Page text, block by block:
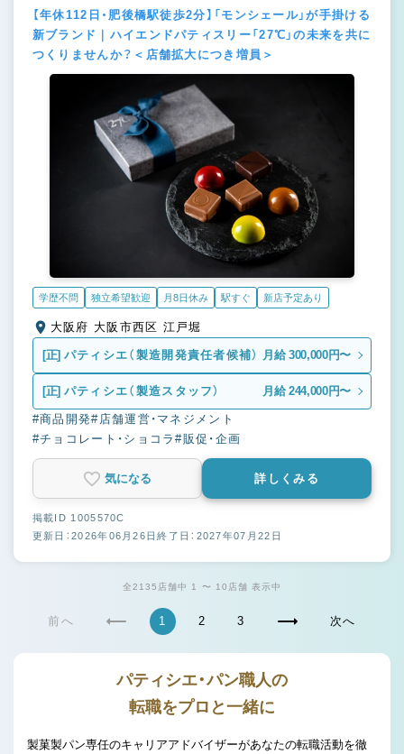
【年休112日・肥後橋駅徒歩2分】「モンシェール」が手掛ける
新ブランド｜ハイエンドパティスリー「27℃」の未来を共に
つくりませんか？＜店舗拡大につき増員＞
学歴不問 独立希望歓迎 月8日休み 駅すぐ 新店予定あり
大阪府 大阪市西区 江戸堀
[正] パティシエ（製造開発責任者候補） 月給 300,000円〜
[正] パティシエ（製造スタッフ） 月給 244,000円〜
#商品開発#店舗運営・マネジメント
#チョコレート・ショコラ#販促・企画
気になる 詳しくみる
掲載ID 1005570C
更新日：2026年06月26日終了日：2027年07月22日
全2135店舗中 1 〜 10店舗 表示中
前へ 1 2 3 次へ
パティシエ・パン職人の
転職をプロと一緒に
製菓製パン専任のキャリアアドバイザーがあなたの転職活動を徹